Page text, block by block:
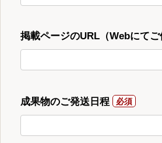
掲載ページのURL（Webにてご
成果物のご発送日程